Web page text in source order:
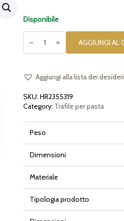
Disponibile
Trafila
Sole,
Stelle
Pasta
Maker
Avance
e
7000
AGGIUNGI AL
Aggiungi alla lista dei desideri
SKU: HR2355319
Category: Trafile per pasta
Peso
Dimensioni
Materiale
Tipologia prodotto